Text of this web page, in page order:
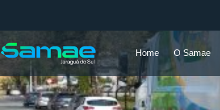
Home O Samae